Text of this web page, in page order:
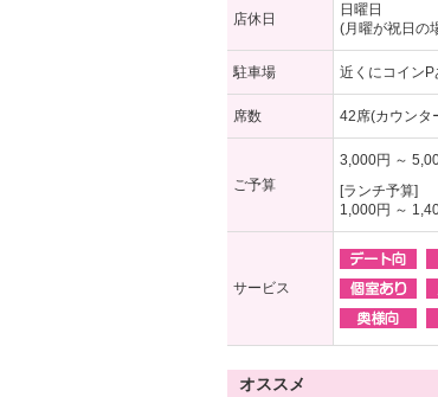
店休日
日曜日
(月曜が祝日の
駐車場 近くにコインP
席数 42席(カウン
ご予算
3,000円 ～
[ランチ予算]
1,000円 ～
サービス
オススメ